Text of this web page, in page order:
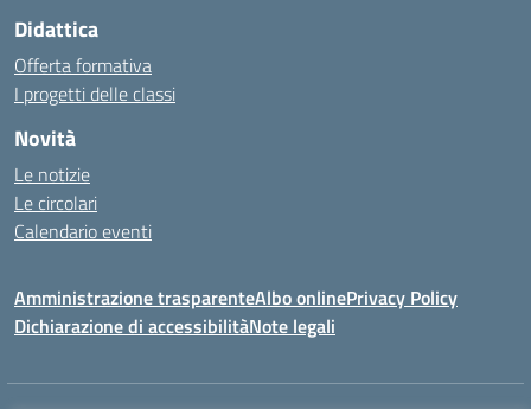
Didattica
Offerta formativa
I progetti delle classi
Novità
Le notizie
Le circolari
Calendario eventi
Amministrazione trasparenteAlbo onlinePrivacy Policy
Dichiarazione di accessibilitàNote legali